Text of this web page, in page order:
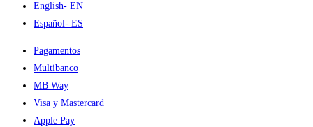
English- EN
Español- ES
Pagamentos
Multibanco
MB Way
Visa y Mastercard
Apple Pay